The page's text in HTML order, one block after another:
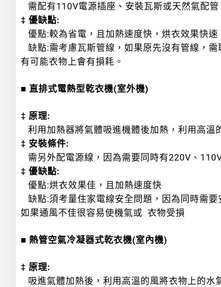
需配有110V電源插座、安裝瓦斯或天然氣配
‡ 優缺點:
優點:較為省電，且加熱速度快，烘衣效果快速
缺點:需考慮瓦斯管線，如果原先沒有管線，
有可能衣物上會有損耗。
■ 直排式電熱型乾衣機(室外機)
‡ 原理:
利用加熱器將氣體吸進機體後加熱，利用高溫
‡ 安裝條件:
需另外配電源線，因為需要同時有220V、
‡ 優缺點:
優點:烘衣效果佳，且加熱速度快
缺點:須考量住家電線安全問題，因為同時需
如果通風不佳很容易使機氣或 衣物受損
■ 熱管空氣冷凝器式乾衣機(室內機)
‡ 原理:
吸進氣體加熱後，利用高溫的風將衣物上的水